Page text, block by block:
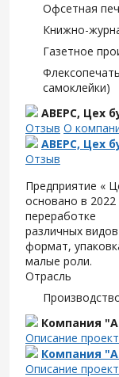
Офсетная
Книжно-
Газетное
самоклейки)
АВЕРС, Цех
Отзыв О
АВЕРС, Цех
Отзыв
Предприятие «
основано в 2022
переработке
различных
формат,
малые роли.
Отрасль
Компания
Описание
Компания
Описание